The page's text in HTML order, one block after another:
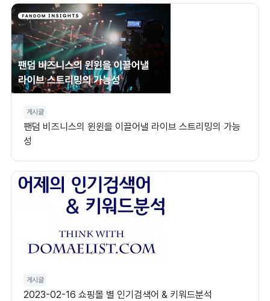
게시글
팬덤 비즈니스의 윈윈을 이끌어낼 라이브 스트리밍의 가능
성
게시글
2023-02-16 쇼핑몰 별 인기검색어 & 키워드분석